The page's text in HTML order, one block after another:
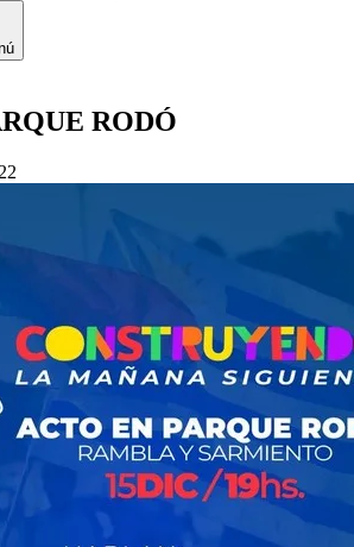
RODÓ